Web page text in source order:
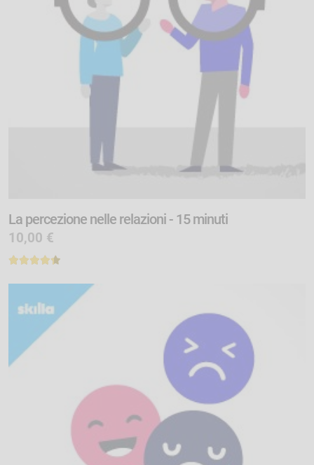
La percezione nelle relazioni - 15 minuti
10,00 €